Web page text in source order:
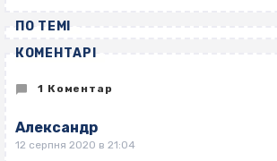
ПО ТЕМІ
КОМЕНТАРІ
1 Коментар
Александр
12 серпня 2020 в 21:04